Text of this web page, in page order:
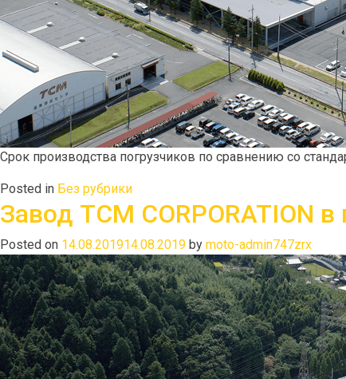
Срок производства погрузчиков по сравнению со
Posted in Без рубрики
Завод TCM CORPORATION
Posted on 14.08.201914.08.2019 by moto-admin747zrx